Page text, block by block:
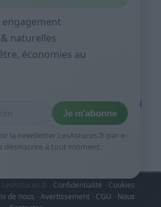
: méthode rapide pour
salaire dès le jour de paie
par jour est-ce utile et quoi
- Confidentialité Cookies -
de nous - Avertissement - CGU - Nous
engagement
naturelles
économies au
Je m’abonne
la newsletter LesAstuces.fr par e-
désinscrire à tout moment.